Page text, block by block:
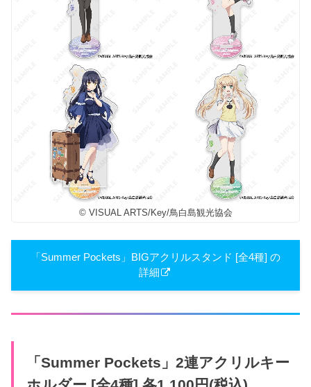
© VISUAL ARTS/Key/鳥白島観光協会
「Summer Pockets」BIGアクリルスタンド [全4種] の
詳細
「Summer Pockets」2連アクリルキー